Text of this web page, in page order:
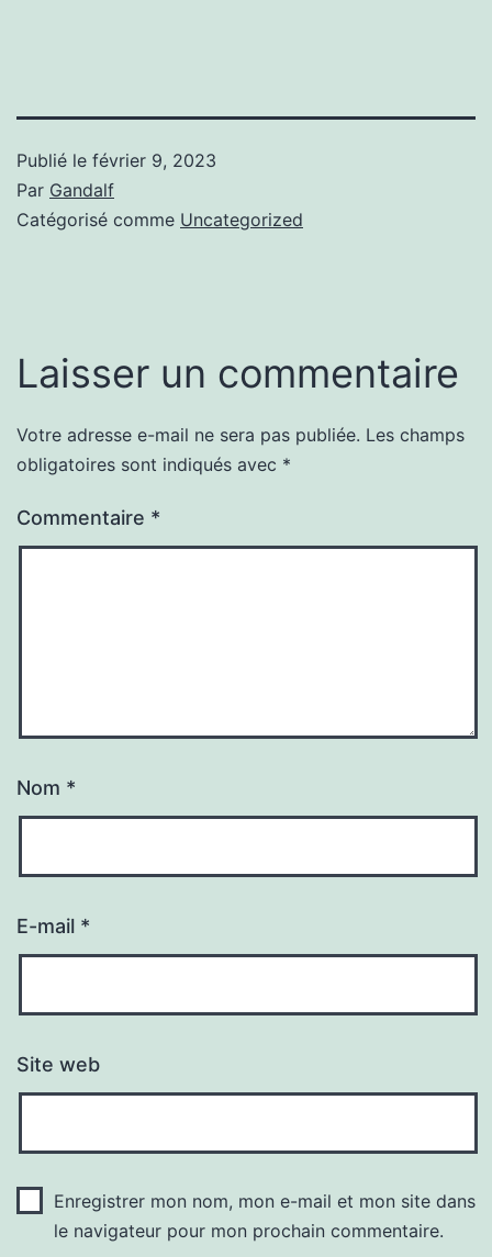
Publié le février 9, 2023
Par Gandalf
Catégorisé comme Uncategorized
Laisser un commentaire
Votre adresse e-mail ne sera pas publiée. Les champs
obligatoires sont indiqués avec *
Commentaire *
Nom *
E-mail *
Site web
Enregistrer mon nom, mon e-mail et mon site dans
le navigateur pour mon prochain commentaire.